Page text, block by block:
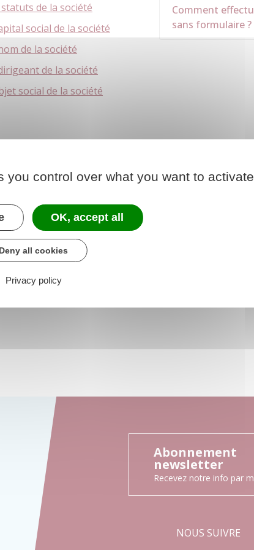
de la société
social de la société
de la société
de la société
social de la société
Comment
sans formulaire ?
Abonnement
newsletter
Recevez notre info par
NOUS SUIVRE
control over what you want to activate
OK, accept all
Deny all cookies
Privacy policy